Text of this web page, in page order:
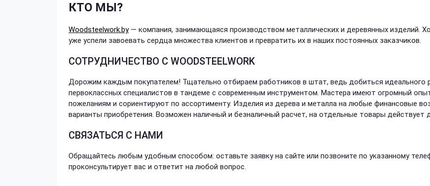
КТО МЫ?
Woodsteelwork.by— компания, занимающаяся производством металлических и деревянных изделий.
уже успели завоевать сердца множества клиентов и превратить их в наших постоянных заказчиков.
СОТРУДНИЧЕСТВО С WOODSTEELWORK
Дорожим каждым покупателем! Тщательно отбираем работников в штат, ведь добиться
первоклассных специалистов в тандеме с современным инструментом. Мастера имеют огромный
пожеланиям и сориентируют по ассортименту. Изделия из дерева и металла на любые финансовые
варианты приобретения. Возможен наличный и безналичный расчет, на отдельные товары действует
СВЯЗАТЬСЯ С НАМИ
Обращайтесь любым удобным способом: оставьте заявку на сайте или позвоните по указанному
проконсультирует вас и ответит на любой вопрос.